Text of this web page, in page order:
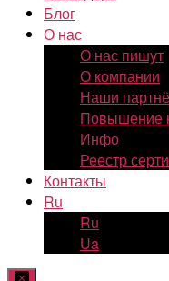
Блог
О нас
О нас пишут
О компании
Наши
Повышение
Инфо
Реестр
Контакты
Ru
Ru
Ua